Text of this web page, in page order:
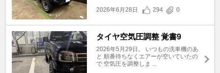
2026年6月28日
294 0
タイヤ空気圧調整 覚書9
2026年5月29日。 いつもの洗車機のあ
と 順番待ちなくエアーが空いていたの
で 空気圧を調整しま ...